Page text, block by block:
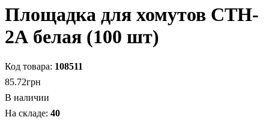
Площадка для хомутов CTH-
2А белая (100 шт)
108511
85.72грн
В наличии
40